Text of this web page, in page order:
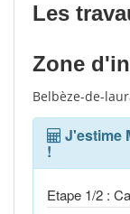
Les
Zone
Belbèze-de-